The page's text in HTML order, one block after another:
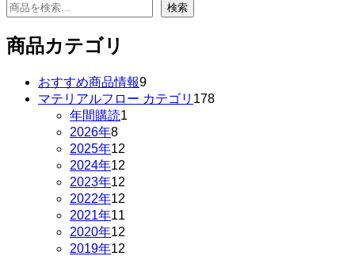
検索
商品カテゴリ
おすすめ商品情報99
個
マテリアルフロー カテゴリ 178178
年間購読1
2026年88
個
の
商
品
2025年12
2024年12
2023年12
2022年12
2021年11
2020年12
2019年12